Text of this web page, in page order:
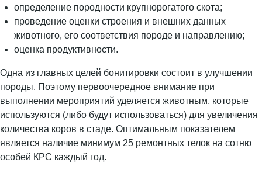
определение породности крупнорогатого скота;
проведение оценки строения и внешних данных
животного, его соответствия породе и направлению;
оценка продуктивности.
Одна из главных целей бонитировки состоит в улучшении
породы. Поэтому первоочередное внимание при
выполнении мероприятий уделяется животным, которые
используются (либо будут использоваться) для увеличения
количества коров в стаде. Оптимальным показателем
является наличие минимум 25 ремонтных телок на сотню
особей КРС каждый год.